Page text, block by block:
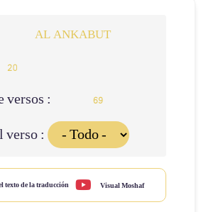
AL ANKABUT
20
versos : 69
:
texto de la traducción Visual Moshaf